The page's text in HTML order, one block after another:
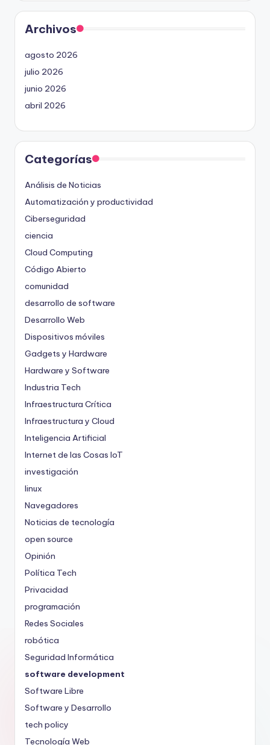
Archivos
agosto 2026
julio 2026
junio 2026
abril 2026
Categorías
Análisis de Noticias
Automatización y productividad
Ciberseguridad
ciencia
Cloud Computing
Código Abierto
comunidad
desarrollo de software
Desarrollo Web
Dispositivos móviles
Gadgets y Hardware
Hardware y Software
Industria Tech
Infraestructura Crítica
Infraestructura y Cloud
Inteligencia Artificial
Internet de las Cosas IoT
investigación
linux
Navegadores
Noticias de tecnología
open source
Opinión
Política Tech
Privacidad
programación
Redes Sociales
robótica
Seguridad Informática
software development
Software Libre
Software y Desarrollo
tech policy
Tecnología Web